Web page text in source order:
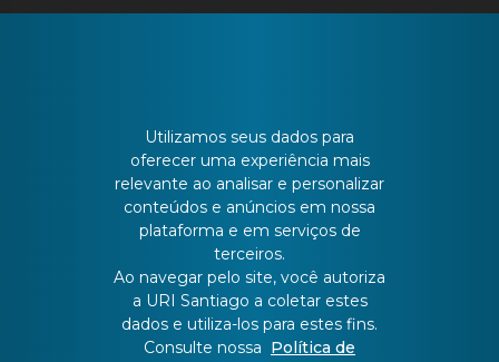
Batista Bonoto Sobrinho, 733
atendimento@urisantiago.br
Utilizamos seus dados para
oferecer uma experiência mais
relevante ao analisar e personalizar
conteúdos e anúncios em nossa
plataforma e em serviços de
terceiros.
Ao navegar pelo site, você autoriza
a URI Santiago a coletar estes
dados e utiliza-los para estes fins.
Consulte nossa Política de